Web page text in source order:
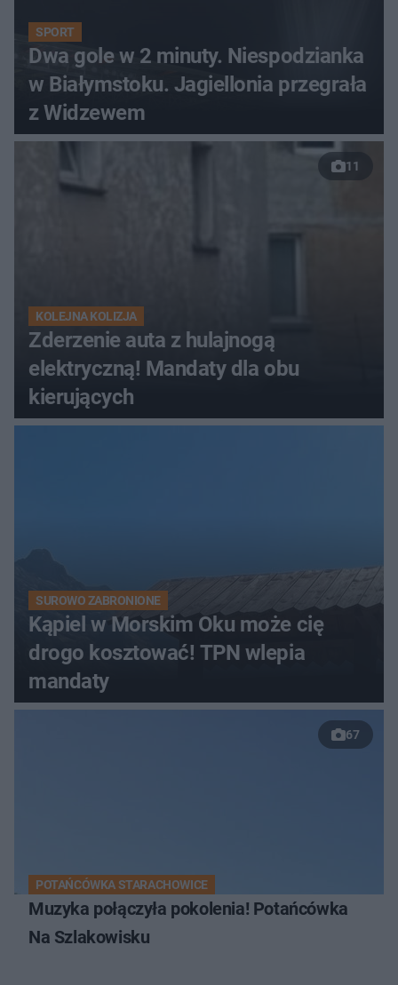
SPORT
Dwa gole w 2 minuty. Niespodzianka
w Białymstoku. Jagiellonia przegrała
z Widzewem
11
KOLEJNA KOLIZJA
Zderzenie auta z hulajnogą
elektryczną! Mandaty dla obu
kierujących
SUROWO ZABRONIONE
Kąpiel w Morskim Oku może cię
drogo kosztować! TPN wlepia
mandaty
67
POTAŃCÓWKA STARACHOWICE
Muzyka połączyła pokolenia! Potańcówka
Na Szlakowisku